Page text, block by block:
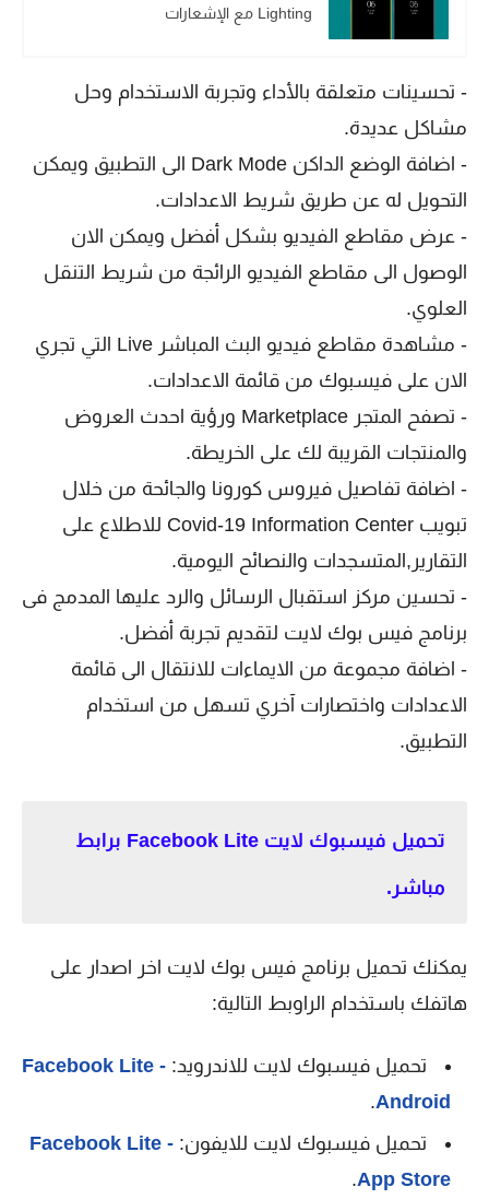
Lighting مع الإشعارات
- تحسينات متعلقة بالأداء وتجربة الاستخدام وحل
مشاكل عديدة.
- اضافة الوضع الداكن Dark Mode الى التطبيق ويمكن
التحويل له عن طريق شريط الاعدادات.
- عرض مقاطع الفيديو بشكل أفضل ويمكن الان
الوصول الى مقاطع الفيديو الرائجة من شريط التنقل
العلوي.
- مشاهدة مقاطع فيديو البث المباشر Live التي تجري
الان على فيسبوك من قائمة الاعدادات.
- تصفح المتجر Marketplace ورؤية احدث العروض
والمنتجات القريبة لك على الخريطة.
- اضافة تفاصيل فيروس كورونا والجائحة من خلال
تبويب Covid-19 Information Center للاطلاع على
التقارير,المتسجدات والنصائح اليومية.
- تحسين مركز استقبال الرسائل والرد عليها المدمج فى
برنامج فيس بوك لايت لتقديم تجربة أفضل.
- اضافة مجموعة من الايماءات للانتقال الى قائمة
الاعدادات واختصارات آخري تسهل من استخدام
التطبيق.
تحميل فيسبوك لايت Facebook Lite‏ برابط
مباشر.
يمكنك تحميل برنامج فيس بوك لايت اخر اصدار على
هاتفك باستخدام الراوبط التالية:
تحميل فيسبوك لايت للاندرويد: Facebook Lite -
Android
.
تحميل فيسبوك لايت للايفون: Facebook Lite -
App Store
.